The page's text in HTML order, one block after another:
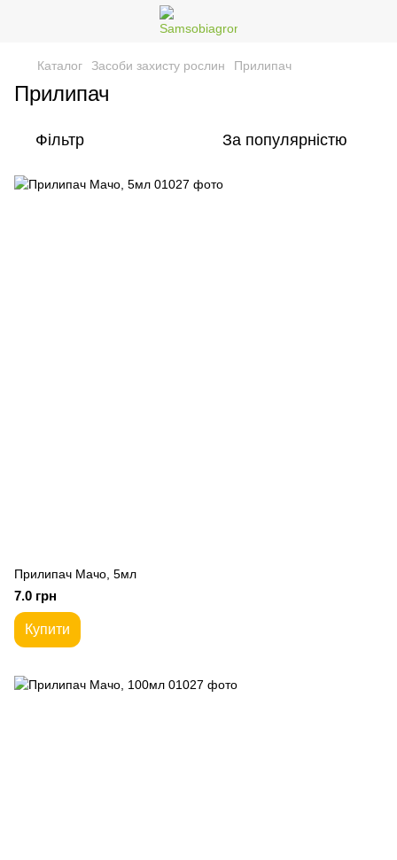
Каталог Засоби захисту рослин Прилипач
Прилипач
Фільтр За популярністю
Прилипач Мачо, 5мл
7.0 грн
Купити